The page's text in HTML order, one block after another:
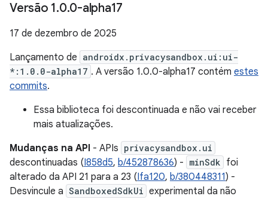
Versão 1.0.0-alpha17
17 de dezembro de 2025
Lançamento de androidx.privacysandbox.ui:ui-
*:1.0.0-alpha17 . A versão 1.0.0-alpha17 contém estes
commits.
Essa biblioteca foi descontinuada e não vai receber
mais atualizações.
Mudanças na API - APIs privacysandbox.ui
descontinuadas (I858d5, b/452878636) - minSdk foi
alterado da API 21 para a 23 (Ifa120, b/380448311) -
Desvincule a SandboxedSdkUi experimental da não